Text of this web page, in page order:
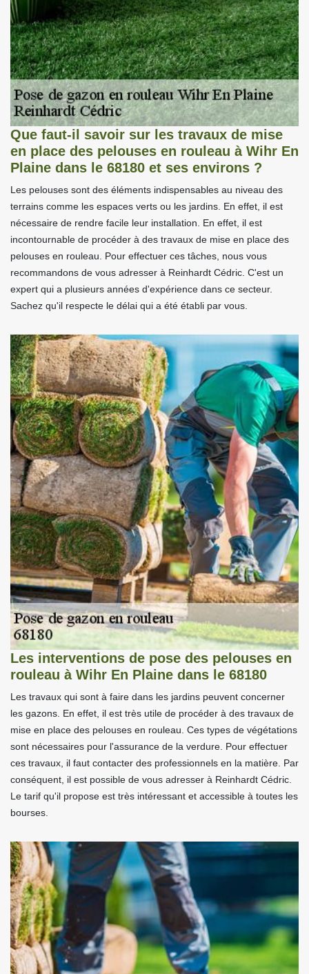
Que faut-il savoir sur les travaux de mise
en place des pelouses en rouleau à Wihr En
Plaine dans le 68180 et ses environs ?
Les pelouses sont des éléments indispensables au niveau des
terrains comme les espaces verts ou les jardins. En effet, il est
nécessaire de rendre facile leur installation. En effet, il est
incontournable de procéder à des travaux de mise en place des
pelouses en rouleau. Pour effectuer ces tâches, nous vous
recommandons de vous adresser à Reinhardt Cédric. C'est un
expert qui a plusieurs années d'expérience dans ce secteur.
Sachez qu'il respecte le délai qui a été établi par vous.
Les interventions de pose des pelouses en
rouleau à Wihr En Plaine dans le 68180
Les travaux qui sont à faire dans les jardins peuvent concerner
les gazons. En effet, il est très utile de procéder à des travaux de
mise en place des pelouses en rouleau. Ces types de végétations
sont nécessaires pour l'assurance de la verdure. Pour effectuer
ces travaux, il faut contacter des professionnels en la matière. Par
conséquent, il est possible de vous adresser à Reinhardt Cédric.
Le tarif qu'il propose est très intéressant et accessible à toutes les
bourses.